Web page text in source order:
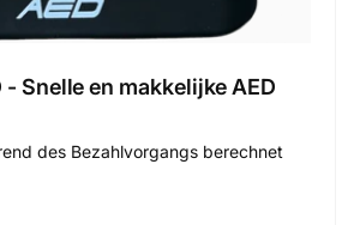
- Snelle en makkelijke AED
des Bezahlvorgangs berechnet